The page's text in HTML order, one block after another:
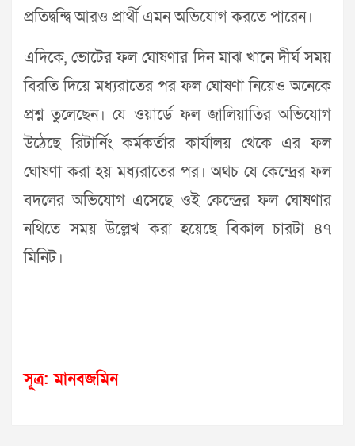
প্রতিদ্বন্দ্বি আরও প্রার্থী এমন অভিযোগ করতে পারেন।
এদিকে, ভোটের ফল ঘোষণার দিন মাঝ খানে দীর্ঘ সময়
বিরতি দিয়ে মধ্যরাতের পর ফল ঘোষণা নিয়েও অনেকে
প্রশ্ন তুলেছেন। যে ওয়ার্ডে ফল জালিয়াতির অভিযোগ
উঠেছে রিটার্নিং কর্মকর্তার কার্যালয় থেকে এর ফল
ঘোষণা করা হয় মধ্যরাতের পর। অথচ যে কেন্দ্রের ফল
বদলের অভিযোগ এসেছে ওই কেন্দ্রের ফল ঘোষণার
নথিতে সময় উল্লেখ করা হয়েছে বিকাল চারটা ৪৭
মিনিট।
সূত্র: মানবজমিন